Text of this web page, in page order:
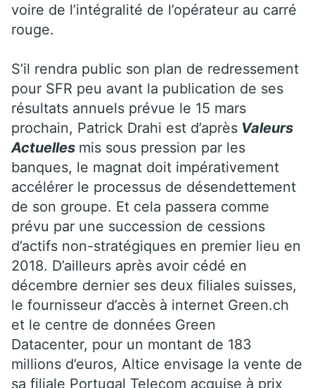
voire de l’intégralité de l’opérateur au carré
rouge.
S’il rendra public son plan de redressement
pour SFR peu avant la publication de ses
résultats annuels prévue le 15 mars
prochain, Patrick Drahi est d’après Valeurs
Actuelles mis sous pression par les
banques, le magnat doit impérativement
accélérer le processus de désendettement
de son groupe. Et cela passera comme
prévu par une succession de cessions
d’actifs non-stratégiques en premier lieu en
2018. D’ailleurs après avoir cédé en
décembre dernier ses deux filiales suisses,
le fournisseur d’accès à internet Green.ch
et le centre de données Green
Datacenter, pour un montant de 183
millions d’euros, Altice envisage la vente de
sa filiale Portugal Telecom acquise à prix